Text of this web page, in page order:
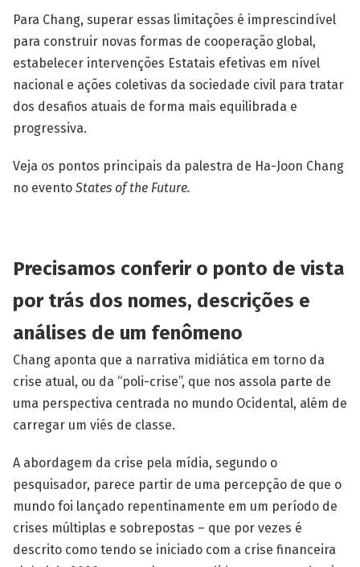
Para Chang, superar essas limitações é imprescindível
para construir novas formas de cooperação global,
estabelecer intervenções Estatais efetivas em nível
nacional e ações coletivas da sociedade civil para tratar
dos desafios atuais de forma mais equilibrada e
progressiva.
Veja os pontos principais da palestra de Ha-Joon Chang
no evento States of the Future.
Precisamos conferir o ponto de vista
por trás dos nomes, descrições e
análises de um fenômeno
Chang aponta que a narrativa midiática em torno da
crise atual, ou da “poli-crise”, que nos assola parte de
uma perspectiva centrada no mundo Ocidental, além de
carregar um viés de classe.
A abordagem da crise pela mídia, segundo o
pesquisador, parece partir de uma percepção de que o
mundo foi lançado repentinamente em um período de
crises múltiplas e sobrepostas – que por vezes é
descrito como tendo se iniciado com a crise financeira